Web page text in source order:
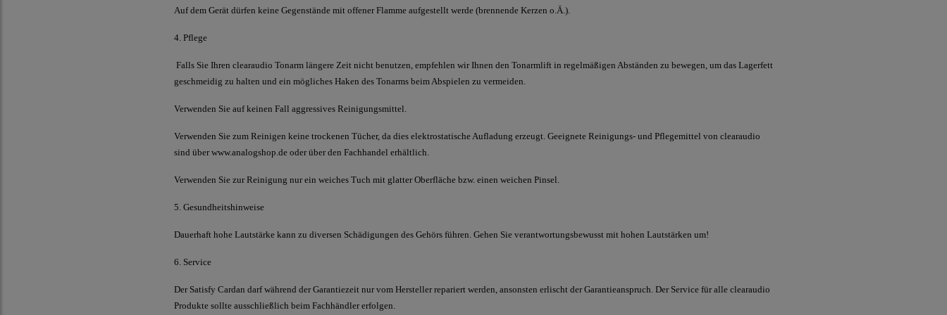
Auf dem Gerät dürfen keine Gegenstände mit offener Flamme aufgestellt werde (brennende Kerzen o.Ä.).
4. Pflege
Falls Sie Ihren clearaudio Tonarm längere Zeit nicht benutzen, empfehlen wir Ihnen den Tonarmlift in regelmäßigen Abständen zu bewegen, um das Lagerfett
geschmeidig zu halten und ein mögliches Haken des Tonarms beim Abspielen zu vermeiden.
Verwenden Sie auf keinen Fall aggressives Reinigungsmittel.
Verwenden Sie zum Reinigen keine trockenen Tücher, da dies elektrostatische Aufladung erzeugt. Geeignete Reinigungs- und Pflegemittel von clearaudio
sind über www.analogshop.de oder über den Fachhandel erhältlich.
Verwenden Sie zur Reinigung nur ein weiches Tuch mit glatter Oberfläche bzw. einen weichen Pinsel.
5. Gesundheitshinweise
Dauerhaft hohe Lautstärke kann zu diversen Schädigungen des Gehörs führen. Gehen Sie verantwortungsbewusst mit hohen Lautstärken um!
6. Service
Der Satisfy Cardan darf während der Garantiezeit nur vom Hersteller repariert werden, ansonsten erlischt der Garantieanspruch. Der Service für alle clearaudio
Produkte sollte ausschließlich beim Fachhändler erfolgen.